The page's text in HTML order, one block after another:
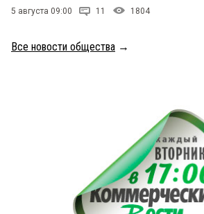
5 августа 09:00 11 1804
Все новости общества →